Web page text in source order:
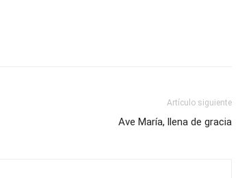
Artículo siguiente
Ave María, llena de gracia